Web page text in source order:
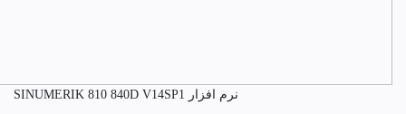
نرم افزار SINUMERIK 810 840D V14SP1